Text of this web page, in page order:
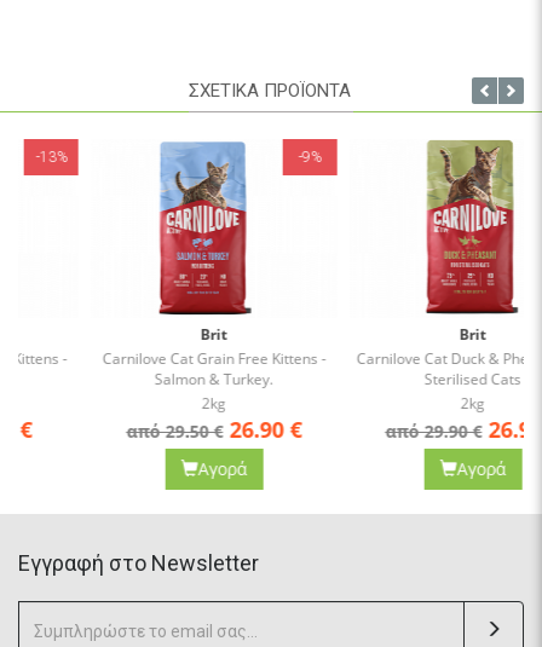
ΣΧΕΤΙΚΑ ΠΡΟΪΟΝΤΑ
Carnilove Cat Grain Free Kittens -
Salmon & Turkey.
από 29.50 € 26.90€
-9%
Carnilove Cat Duck & Pheasant for
Sterilised Cats
από 29.90 € 26.90€
-10%
Eγγραφή στο Newsletter